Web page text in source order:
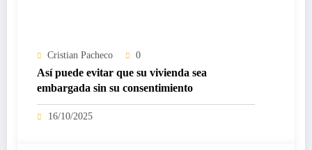
Cristian Pacheco 0
Así puede evitar que su vivienda sea
embargada sin su consentimiento
16/10/2025